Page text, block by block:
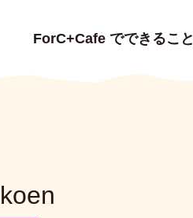
ForC+Cafe でできること